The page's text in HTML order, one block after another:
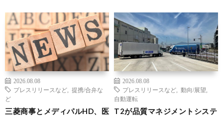
2026.08.08
プレスリリースなど
提携/合弁な
ど
三菱商事とメディパルHD、医
2026.08.08
プレスリリースなど
動向/展望
自動運転
T2が品質マネジメントシステ